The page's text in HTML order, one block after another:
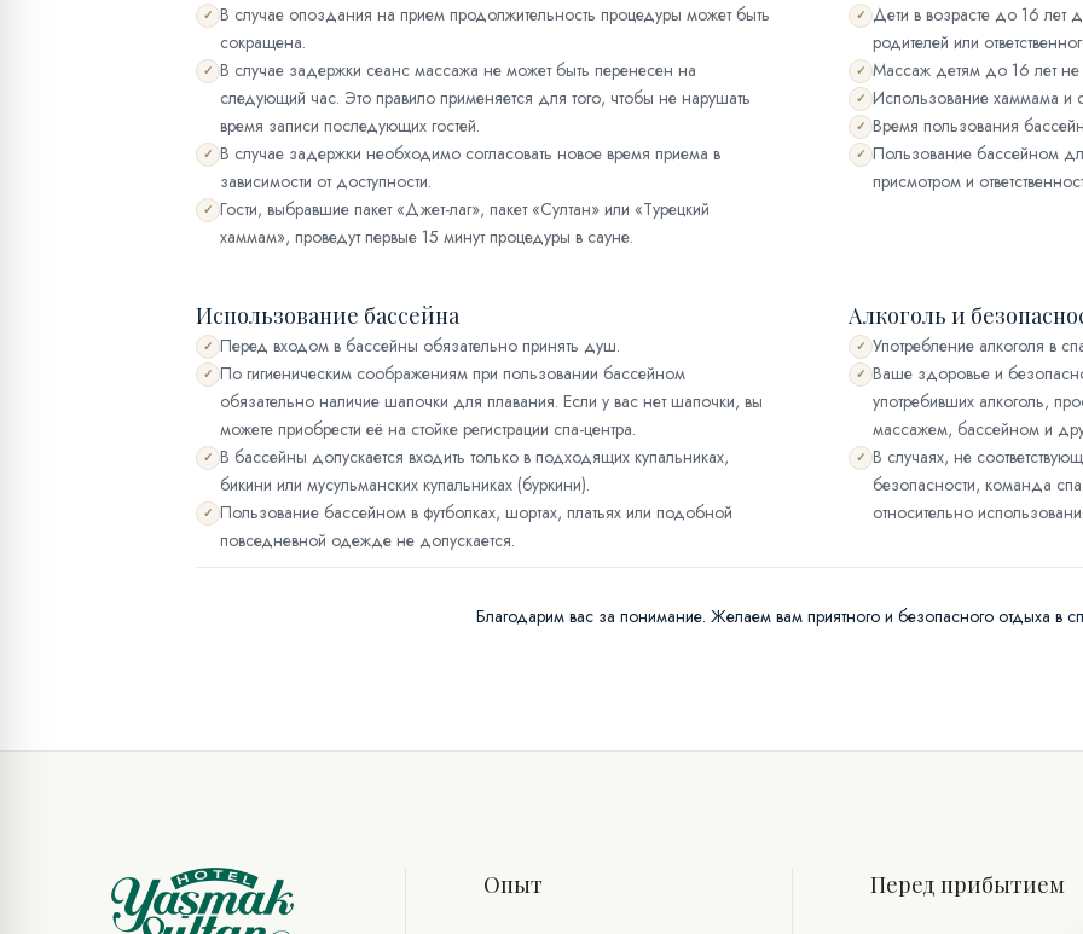
✓ В случае опоздания на прием продолжительность процедуры может быть
сокращена.
✓ В случае задержки сеанс массажа не может быть перенесен на
следующий час. Это правило применяется для того, чтобы не нарушать
время записи последующих гостей.
✓ В случае задержки необходимо согласовать новое время приема в
зависимости от доступности.
✓ Гости, выбравшие пакет «Джет-лаг», пакет «Султан» или «Турецкий
хаммам», проведут первые 15 минут процедуры в сауне.
✓ Дети в возрасте до 16 лет
родителей или
✓ Массаж детям до 16 лет не
✓ Использование хаммама и
✓ Время пользования
✓ Пользование бассейном
присмотром и
Использование бассейна
✓ Перед входом в бассейны обязательно принять душ.
✓ По гигиеническим соображениям при пользовании бассейном
обязательно наличие шапочки для плавания. Если у вас нет шапочки, вы
можете приобрести её на стойке регистрации спа-центра.
✓ В бассейны допускается входить только в подходящих купальниках,
бикини или мусульманских купальниках (буркини).
✓ Пользование бассейном в футболках, шортах, платьях или подобной
повседневной одежде не допускается.
Алкоголь и
✓ Употребление алкоголя в
✓ Ваше здоровье и
употребивших алкоголь,
массажем, бассейном и
✓ В случаях, не
безопасности, команда
относительно
Благодарим вас за понимание. Желаем вам приятного и безопасного отдыха в
Опыт Перед прибытием